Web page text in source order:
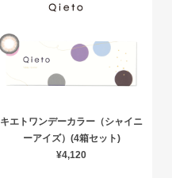
キエトワンデーカラー（シャイニ
ーアイズ）(4箱セット)
¥4,120